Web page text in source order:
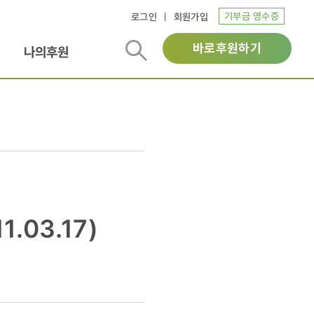
로그인 회원가입 기부금 영수증
나의후원 바로후원하기